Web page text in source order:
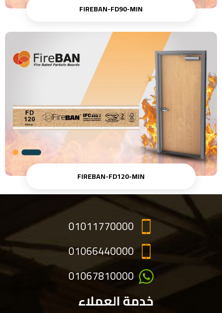
FIREBAN-FD90-MIN
FIREBAN-FD120-MIN
01011770000
01066440000
01067810000
خدمة العملاء